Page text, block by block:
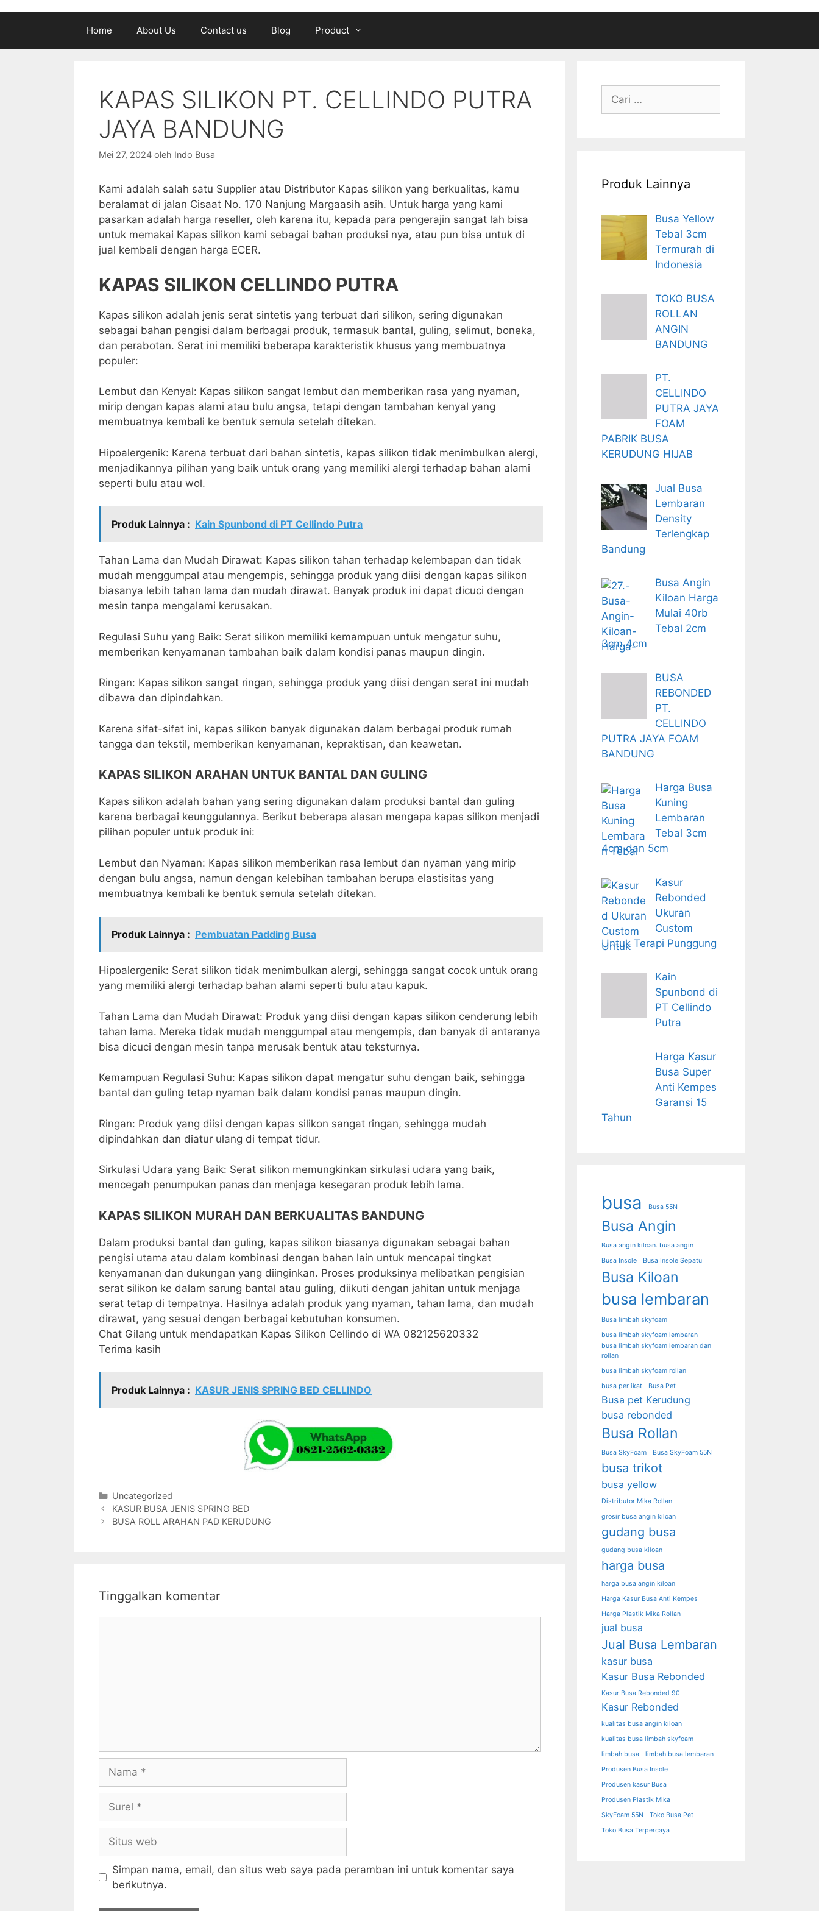
Home About Us Contact us Blog Product
KAPAS SILIKON PT. CELLINDO PUTRA
JAYA BANDUNG
Mei 27, 2024 oleh Indo Busa
Kami adalah salah satu Supplier atau Distributor Kapas silikon yang berkualitas, kamu
beralamat di jalan Cisaat No. 170 Nanjung Margaasih asih. Untuk harga yang kami
pasarkan adalah harga reseller, oleh karena itu, kepada para pengerajin sangat lah bisa
untuk memakai Kapas silikon kami sebagai bahan produksi nya, atau pun bisa untuk di
jual kembali dengan harga ECER.
KAPAS SILIKON CELLINDO PUTRA
Kapas silikon adalah jenis serat sintetis yang terbuat dari silikon, sering digunakan
sebagai bahan pengisi dalam berbagai produk, termasuk bantal, guling, selimut, boneka,
dan perabotan. Serat ini memiliki beberapa karakteristik khusus yang membuatnya
populer:
Lembut dan Kenyal: Kapas silikon sangat lembut dan memberikan rasa yang nyaman,
mirip dengan kapas alami atau bulu angsa, tetapi dengan tambahan kenyal yang
membuatnya kembali ke bentuk semula setelah ditekan.
Hipoalergenik: Karena terbuat dari bahan sintetis, kapas silikon tidak menimbulkan alergi,
menjadikannya pilihan yang baik untuk orang yang memiliki alergi terhadap bahan alami
seperti bulu atau wol.
Produk Lainnya : Kain Spunbond di PT Cellindo Putra
Tahan Lama dan Mudah Dirawat: Kapas silikon tahan terhadap kelembapan dan tidak
mudah menggumpal atau mengempis, sehingga produk yang diisi dengan kapas silikon
biasanya lebih tahan lama dan mudah dirawat. Banyak produk ini dapat dicuci dengan
mesin tanpa mengalami kerusakan.
Regulasi Suhu yang Baik: Serat silikon memiliki kemampuan untuk mengatur suhu,
memberikan kenyamanan tambahan baik dalam kondisi panas maupun dingin.
Ringan: Kapas silikon sangat ringan, sehingga produk yang diisi dengan serat ini mudah
dibawa dan dipindahkan.
Karena sifat-sifat ini, kapas silikon banyak digunakan dalam berbagai produk rumah
tangga dan tekstil, memberikan kenyamanan, kepraktisan, dan keawetan.
KAPAS SILIKON ARAHAN UNTUK BANTAL DAN GULING
Kapas silikon adalah bahan yang sering digunakan dalam produksi bantal dan guling
karena berbagai keunggulannya. Berikut beberapa alasan mengapa kapas silikon menjadi
pilihan populer untuk produk ini:
Lembut dan Nyaman: Kapas silikon memberikan rasa lembut dan nyaman yang mirip
dengan bulu angsa, namun dengan kelebihan tambahan berupa elastisitas yang
membuatnya kembali ke bentuk semula setelah ditekan.
Produk Lainnya : Pembuatan Padding Busa
Hipoalergenik: Serat silikon tidak menimbulkan alergi, sehingga sangat cocok untuk orang
yang memiliki alergi terhadap bahan alami seperti bulu atau kapuk.
Tahan Lama dan Mudah Dirawat: Produk yang diisi dengan kapas silikon cenderung lebih
tahan lama. Mereka tidak mudah menggumpal atau mengempis, dan banyak di antaranya
bisa dicuci dengan mesin tanpa merusak bentuk atau teksturnya.
Kemampuan Regulasi Suhu: Kapas silikon dapat mengatur suhu dengan baik, sehingga
bantal dan guling tetap nyaman baik dalam kondisi panas maupun dingin.
Ringan: Produk yang diisi dengan kapas silikon sangat ringan, sehingga mudah
dipindahkan dan diatur ulang di tempat tidur.
Sirkulasi Udara yang Baik: Serat silikon memungkinkan sirkulasi udara yang baik,
mencegah penumpukan panas dan menjaga kesegaran produk lebih lama.
KAPAS SILIKON MURAH DAN BERKUALITAS BANDUNG
Dalam produksi bantal dan guling, kapas silikon biasanya digunakan sebagai bahan
pengisi utama atau dalam kombinasi dengan bahan lain untuk mencapai tingkat
kenyamanan dan dukungan yang diinginkan. Proses produksinya melibatkan pengisian
serat silikon ke dalam sarung bantal atau guling, diikuti dengan jahitan untuk menjaga
serat tetap di tempatnya. Hasilnya adalah produk yang nyaman, tahan lama, dan mudah
dirawat, yang sesuai dengan berbagai kebutuhan konsumen.
Chat Gilang untuk mendapatkan Kapas Silikon Cellindo di WA 082125620332
Terima kasih
Produk Lainnya : KASUR JENIS SPRING BED CELLINDO
Kategori
Uncategorized
KASUR BUSA JENIS SPRING BED
BUSA ROLL ARAHAN PAD KERUDUNG
Tinggalkan komentar
web
Simpan nama, email, dan situs web saya pada peramban ini untuk komentar saya
berikutnya.
Cari
Produk Lainnya
Busa Yellow
Tebal 3cm
Termurah di
Indonesia
TOKO BUSA
ROLLAN
ANGIN
BANDUNG
PT.
CELLINDO
PUTRA JAYA
FOAM
PABRIK BUSA
KERUDUNG HIJAB
Jual Busa
Lembaran
Density
Terlengkap
Bandung
Busa Angin
Kiloan Harga
Mulai 40rb
Tebal 2cm
3cm 4cm
BUSA
REBONDED
PT.
CELLINDO
PUTRA JAYA FOAM
BANDUNG
Harga Busa
Kuning
Lembaran
Tebal 3cm
4cm dan 5cm
Kasur
Rebonded
Ukuran
Custom
Untuk Terapi Punggung
Kain
Spunbond di
PT Cellindo
Putra
Harga Kasur
Busa Super
Anti Kempes
Garansi 15
Tahun
busa Busa 55N
Busa Angin
Busa angin kiloan. busa angin
Busa Insole
Busa Insole Sepatu
Busa Kiloan
busa lembaran
Busa limbah skyfoam
busa limbah skyfoam lembaran
busa limbah skyfoam lembaran dan
rollan
busa limbah skyfoam rollan
busa per ikat
Busa Pet
Busa pet Kerudung
busa rebonded
Busa Rollan
Busa SkyFoam Busa SkyFoam 55N
busa trikot
busa yellow
Distributor Mika Rollan
grosir busa angin kiloan
gudang busa
gudang busa kiloan
harga busa
harga busa angin kiloan
Harga Kasur Busa Anti Kempes
Harga Plastik Mika Rollan
jual busa
Jual Busa Lembaran
kasur busa
Kasur Busa Rebonded
Kasur Busa Rebonded 90
Kasur Rebonded
kualitas busa angin kiloan
kualitas busa limbah skyfoam
limbah busa
limbah busa lembaran
Produsen Busa Insole
Produsen kasur Busa
Produsen Plastik Mika
SkyFoam 55N
Toko Busa Pet
Toko Busa Terpercaya